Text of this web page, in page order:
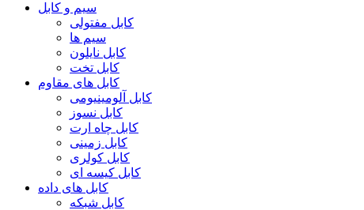
سیم و کابل
کابل مفتولی
سیم ها
کابل نایلون
کابل تخت
کابل های مقاوم
کابل آلومینیومی
کابل نسوز
کابل چاه ارت
کابل زمینی
کابل کولری
کابل کیسه ای
کابل های داده
کابل شبکه